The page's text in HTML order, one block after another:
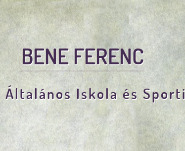
BENE FERENC
Általános Iskola és